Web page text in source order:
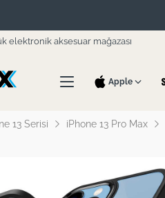
elektronik aksesuar mağazası
Apple
13 Serisi iPhone 13 Pro Max